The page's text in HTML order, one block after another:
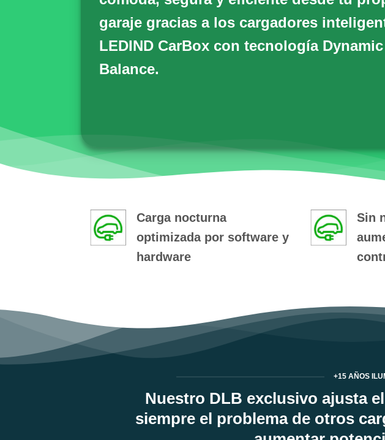
garaje gracias a los cargadores
LEDIND CarBox con tecnología
Balance.
Carga nocturna
optimizada por software y
hardware
Sin
+15 AÑOS
Nuestro DLB exclusivo ajusta
siempre el problema de otros